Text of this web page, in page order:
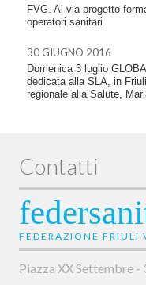
FVG. Al via progetto
operatori sanitari
30 GIUGNO 2016
Domenica 3 luglio
dedicata alla SLA, in
regionale alla Salute,
Contatti
FEDERAZIONE FRIULI
Piazza XX Settembre -